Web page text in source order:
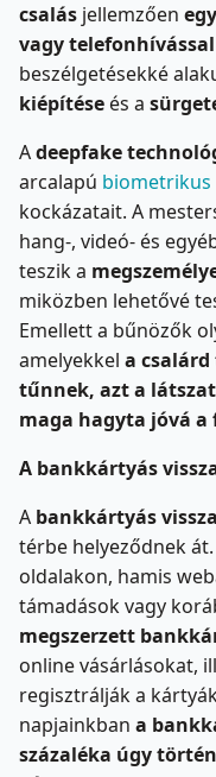
csalás jellemzően
vagy
beszélgetésekké
kiépítése és a
Adeepfake
arcalapú biometrikus
kockázatait. A
hang-, videó- és
teszik a
miközben lehetővé
Emellett a bűnözők
amelyekkel a
tűnnek, azt a
maga hagyta jóvá a
A bankkártyás
A bankkártyás
térbe helyeződnek
oldalakon, hamis
támadások vagy
megszerzett
online vásárlásokat,
regisztrálják a
napjainkban a
százaléka úgy